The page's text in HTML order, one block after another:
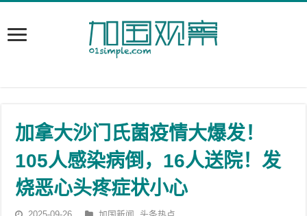
加拿大沙门氏菌疫情大爆发！
105人感染病倒，16人送院！发
烧恶心头疼症状小心